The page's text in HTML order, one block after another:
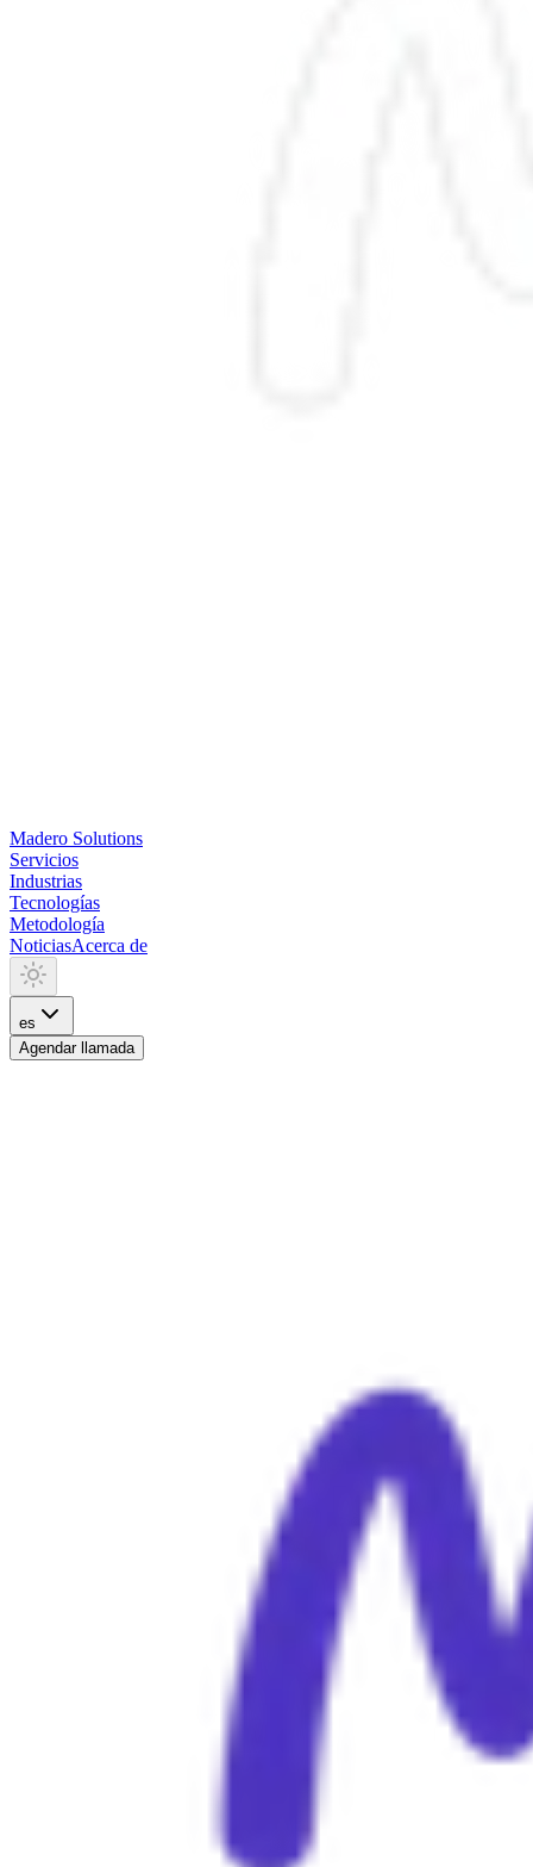
Madero Solutions
Servicios
Industrias
Tecnologías
Metodología
NoticiasAcerca de
es
Agendar llamada